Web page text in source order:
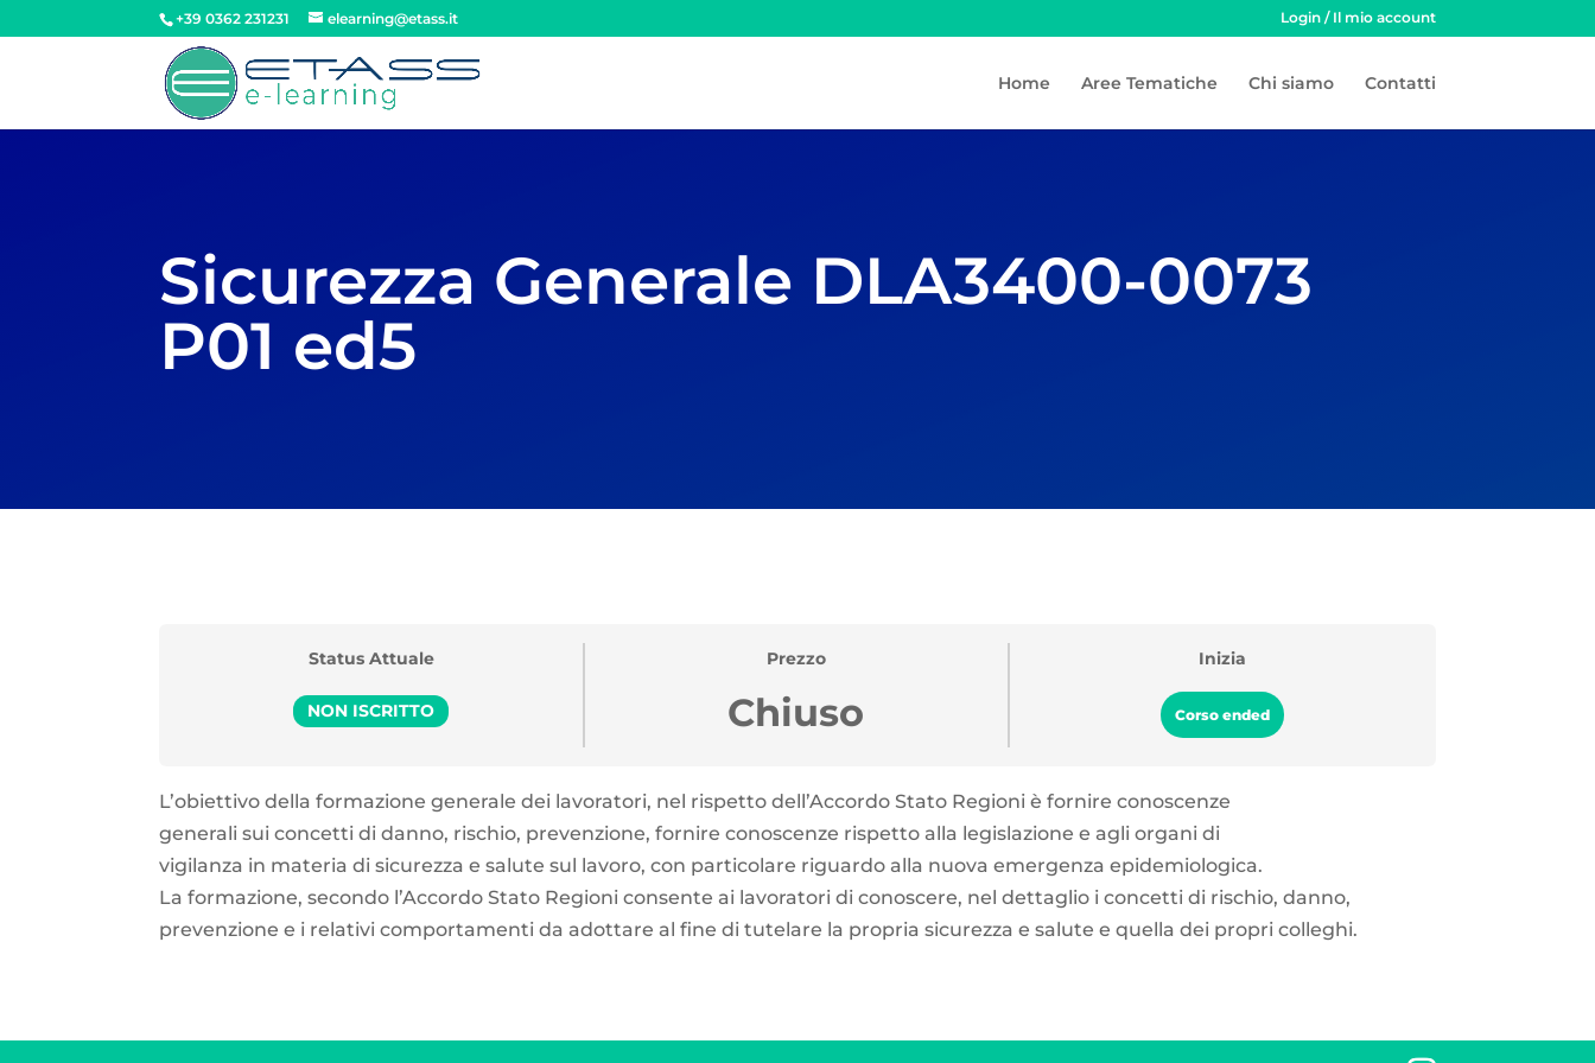
+39 0362 231231 elearning@etass.it Login / Il mio account
Home Aree Tematiche Chi siamo Contatti
Sicurezza Generale DLA3400-0073
P01 ed5
Status Attuale
NON ISCRITTO
Prezzo
Chiuso
Inizia
Corso ended
L’obiettivo della formazione generale dei lavoratori, nel rispetto dell’Accordo Stato Regioni è fornire conoscenze
generali sui concetti di danno, rischio, prevenzione, fornire conoscenze rispetto alla legislazione e agli organi di
vigilanza in materia di sicurezza e salute sul lavoro, con particolare riguardo alla nuova emergenza epidemiologica.
La formazione, secondo l’Accordo Stato Regioni consente ai lavoratori di conoscere, nel dettaglio i concetti di rischio, danno,
prevenzione e i relativi comportamenti da adottare al fine di tutelare la propria sicurezza e salute e quella dei propri colleghi.